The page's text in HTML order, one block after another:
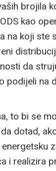
brojila
kao
na koji ste
da
podijeli na
to bi se
dotad,
i realizira